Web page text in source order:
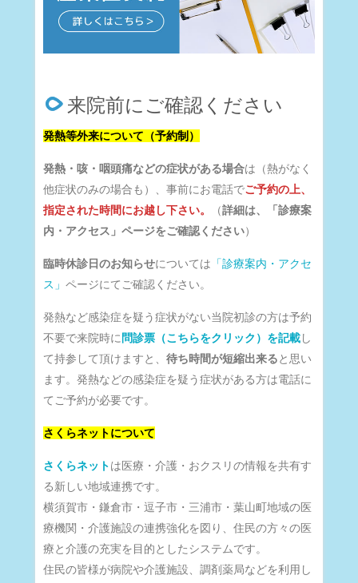
来院前にご確認ください
発熱等外来について（予約制）
発熱・咳・咽頭痛などの症状がある場合は（熱がなく
他症状のみの場合も）、事前にお電話でご予約の上、
指定された時間にお越し下さい。
（詳細は、「診療案
内・アクセス」ページをご確認ください）
臨時休診日のお知らせについては 「診療案内・アクセ
ス」 ページにてご確認ください。
発熱など感染症を疑う症状がない当院初診の方は予約
不要で来院時に 問診票（こちらをクリック）を記載し
て持参して頂けますと、 待ち時間が短縮出来ると思い
ます。発熱などの感染症を疑う症状がある方は電話に
てご予約が必要です。
さくらネットについて
さくらネットは医療・介護・おクスリの情報を共有す
る新しい地域連携です。
横須賀市・鎌倉市・逗子市・三浦市・葉山町地域の医
療機関・介護施設の連携強化を図り、住民の方々の医
療と介護の充実を目的としたシステムです。
住民の皆様が病院や介護施設、調剤薬局などを利用し